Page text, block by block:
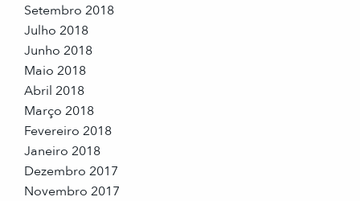
Setembro 2018
Julho 2018
Junho 2018
Maio 2018
Abril 2018
Março 2018
Fevereiro 2018
Janeiro 2018
Dezembro 2017
Novembro 2017